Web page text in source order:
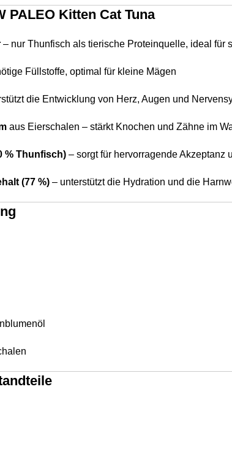
PALEO Kitten Cat Tuna
– nur Thunfisch als tierische Proteinquelle, ideal für
Füllstoffe, optimal für kleine Mägen
die Entwicklung von Herz, Augen und
aus Eierschalen – stärkt Knochen und Zähne im
% Thunfisch) – sorgt für hervorragende Akzeptanz
(77 %) – unterstützt die Hydration und die